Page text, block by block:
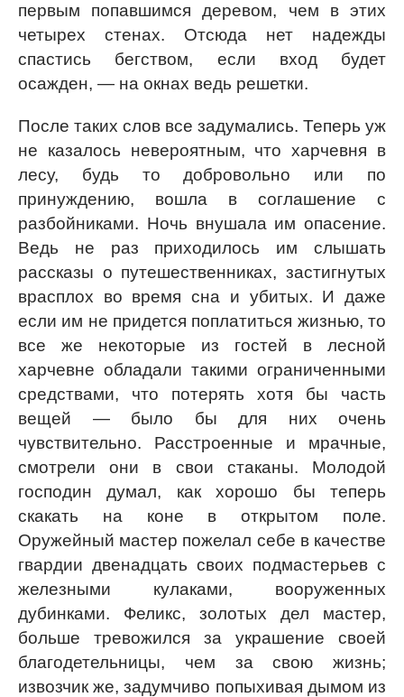
первым попавшимся деревом, чем в этих
четырех стенах. Отсюда нет надежды
спастись бегством, если вход будет
осажден, — на окнах ведь решетки.
После таких слов все задумались. Теперь уж
не казалось невероятным, что харчевня в
лесу, будь то добровольно или по
принуждению, вошла в соглашение с
разбойниками. Ночь внушала им опасение.
Ведь не раз приходилось им слышать
рассказы о путешественниках, застигнутых
врасплох во время сна и убитых. И даже
если им не придется поплатиться жизнью, то
все же некоторые из гостей в лесной
харчевне обладали такими ограниченными
средствами, что потерять хотя бы часть
вещей — было бы для них очень
чувствительно. Расстроенные и мрачные,
смотрели они в свои стаканы. Молодой
господин думал, как хорошо бы теперь
скакать на коне в открытом поле.
Оружейный мастер пожелал себе в качестве
гвардии двенадцать своих подмастерьев с
железными кулаками, вооруженных
дубинками. Феликс, золотых дел мастер,
больше тревожился за украшение своей
благодетельницы, чем за свою жизнь;
извозчик же, задумчиво попыхивая дымом из